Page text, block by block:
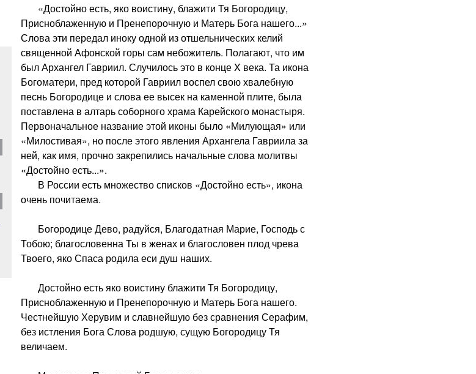
«Достойно есть, яко воистину, блажити Тя Богородицу,
Присноблаженную и Пренепорочную и Матерь Бога нашего...»
Слова эти передал иноку одной из отшельнических келий
священной Афонской горы сам небожитель. Полагают, что им
был Архангел Гавриил. Случилось это в конце X века. Та икона
Богоматери, пред которой Гавриил воспел свою хвалебную
песнь Богородице и слова ее высек на каменной плите, была
поставлена в алтарь соборного храма Карейского монастыря.
Первоначальное название этой иконы было «Милующая» или
«Милостивая», но после этого явления Архангела Гавриила за
ней, как имя, прочно закрепились начальные слова молитвы
«Достойно есть...».
В России есть множество списков «Достойно есть», икона
очень почитаема.
Богородице Дево, радуйся, Благодатная Марие, Господь с
Тобою; благословенна Ты в женах и благословен плод чрева
Твоего, яко Спаса родила еси душ наших.
Достойно есть яко воистину блажити Тя Богородицу,
Присноблаженную и Пренепорочную и Матерь Бога нашего.
Честнейшую Херувим и славнейшую без сравнения Серафим,
без истления Бога Слова родшую, сущую Богородицу Тя
величаем.